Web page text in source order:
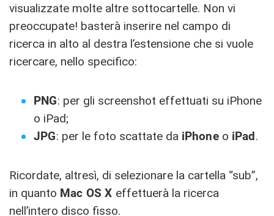
visualizzate molte altre sottocartelle. Non vi
preoccupate! basterà inserire nel campo di
ricerca in alto al destra l’estensione che si vuole
ricercare, nello specifico:
PNG: per gli screenshot effettuati su iPhone
o iPad;
JPG: per le foto scattate da iPhoneo iPad.
Ricordate, altresì, di selezionare la cartella “sub”,
in quanto Mac OS X effettuerà la ricerca
nell’intero disco fisso.